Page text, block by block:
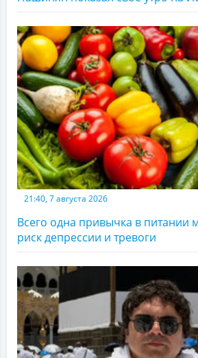
21:40, 7 августа 2026
Всего одна привычка в питании
риск депрессии и тревоги